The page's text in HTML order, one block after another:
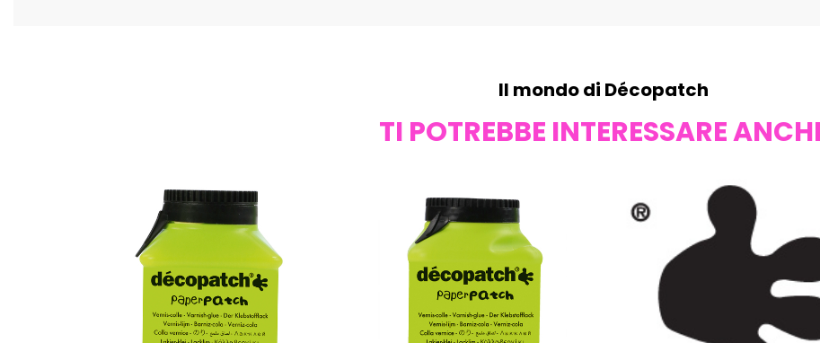
Il mondo di Décopatch
TI POTREBBE INTERESSARE